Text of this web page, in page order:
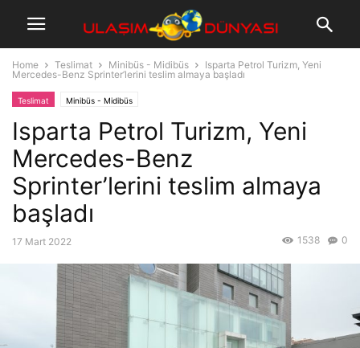
Home Teslimat Minibüs - Midibüs
Isparta Petrol Turizm, Yeni
Mercedes-Benz Sprinter’lerini teslim almaya başladı
Teslimat Minibüs - Midibüs
Isparta Petrol Turizm, Yeni
Mercedes-Benz
Sprinter’lerini teslim almaya
başladı
17 Mart 2022 0
1538